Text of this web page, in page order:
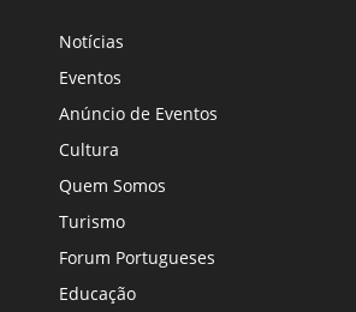
Notícias
Eventos
Anúncio de Eventos
Cultura
Quem Somos
Turismo
Forum Portugueses
Educação